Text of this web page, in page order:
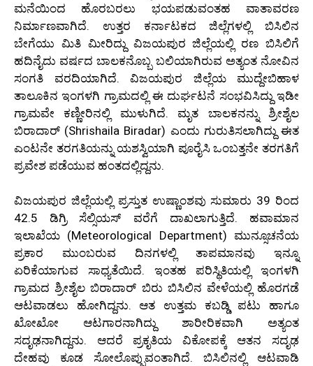
ಮನೆಯಿಂದ ಹೊರಬರಲು ಭಯಪಡುವಂತಹ ವಾತಾವರಣ
ನಿರ್ಮಾಣವಾಗಿದೆ. ಉತ್ತರ ಕರ್ನಾಟಕದ ಜಿಲ್ಲೆಗಳಲ್ಲಿ ಬಿಸಿಲಿನ
ಬೇಗೆಯು ಮಿತಿ ಮೀರಿದ್ದು ವಿಜಯಪುರ ಜಿಲ್ಲೆಯಲ್ಲಿ ರಣ ಬಿಸಿಲಿಗೆ
ಹದಿನೈದು ವರ್ಷದ ಬಾಲಕನೊಬ್ಬ ಬಲಿಯಾಗಿರುವ ಅತ್ಯಂತ ನೋವಿನ
ಸಂಗತಿ ವರದಿಯಾಗಿದೆ. ವಿಜಯಪುರ ಜಿಲ್ಲೆಯ ಮುದ್ದೇಬಿಹಾಳ
ತಾಲೂಕಿನ ಇಂಗಳಗಿ ಗ್ರಾಮದಲ್ಲಿ ಈ ದುರ್ಘಟನೆ ಸಂಭವಿಸಿದ್ದು ಇಡೀ
ಗ್ರಾಮವೇ ಕಣ್ಣೀರಿನಲ್ಲಿ ಮುಳುಗಿದೆ. ಮೃತ ಬಾಲಕನನ್ನು ಶ್ರೀಶೈಲ
ಬಿರಾದಾರ್ (Shrishaila Biradar) ಎಂದು ಗುರುತಿಸಲಾಗಿದ್ದು ಈತ
ಎಂಟನೇ ತರಗತಿಯನ್ನು ಯಶಸ್ವಿಯಾಗಿ ಪೂರೈಸಿ ಒಂಬತ್ತನೇ ತರಗತಿಗೆ
ಪ್ರವೇಶ ಪಡೆಯುವ ಹಂತದಲ್ಲಿದ್ದನು.
ವಿಜಯಪುರ ಜಿಲ್ಲೆಯಲ್ಲಿ ಪ್ರಸ್ತುತ ಉಷ್ಣಾಂಶವು ಸುಮಾರು 39 ರಿಂದ
42.5 ಡಿಗ್ರಿ ಸೆಲ್ಸಿಯಸ್ ವರೆಗೆ ದಾಖಲಾಗುತ್ತಿದೆ. ಹವಾಮಾನ
ಇಲಾಖೆಯ (Meteorological Department) ಮುನ್ಸೂಚನೆಯ
ಪ್ರಕಾರ ಮುಂಬರುವ ದಿನಗಳಲ್ಲಿ ತಾಪಮಾನವು ಇನ್ನೂ
ಏರಿಕೆಯಾಗುವ ಸಾಧ್ಯತೆಯಿದೆ. ಇಂತಹ ಪರಿಸ್ಥಿತಿಯಲ್ಲಿ ಇಂಗಳಗಿ
ಗ್ರಾಮದ ಶ್ರೀಶೈಲ ಬಿರಾದಾರ್ ಬಿರು ಬಿಸಿಲಿನ ವೇಳೆಯಲ್ಲಿ ಹೊರಗಡೆ
ಆಟವಾಡಲು ಹೋಗಿದ್ದನು. ಆತ ಉತ್ತಮ ಕಬಡ್ಡಿ ಪಟು ಹಾಗೂ
ಖೋಖೋ ಆಟಗಾರನಾಗಿದ್ದು ಶಾರೀರಿಕವಾಗಿ ಅತ್ಯಂತ
ಸದೃಢನಾಗಿದ್ದನು. ಆದರೆ ಪ್ರಕೃತಿಯ ವಿಕೋಪಕ್ಕೆ ಆತನ ಸದೃಢ
ದೇಹವು ಕೂಡ ಸೋಲೊಪ್ಪುವಂತಾಗಿದೆ. ಬಿಸಿಲಿನಲ್ಲಿ ಆಟವಾಡಿ